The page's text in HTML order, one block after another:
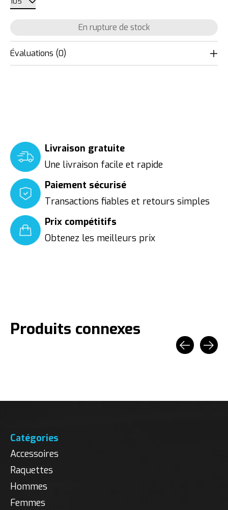
En rupture de stock
Évaluations (0)
Livraison gratuite
Une livraison facile et rapide
Paiement sécurisé
Transactions fiables et retours simples
Prix compétitifs
Obtenez les meilleurs prix
Produits connexes
Catégories
Accessoires
Raquettes
Hommes
Femmes